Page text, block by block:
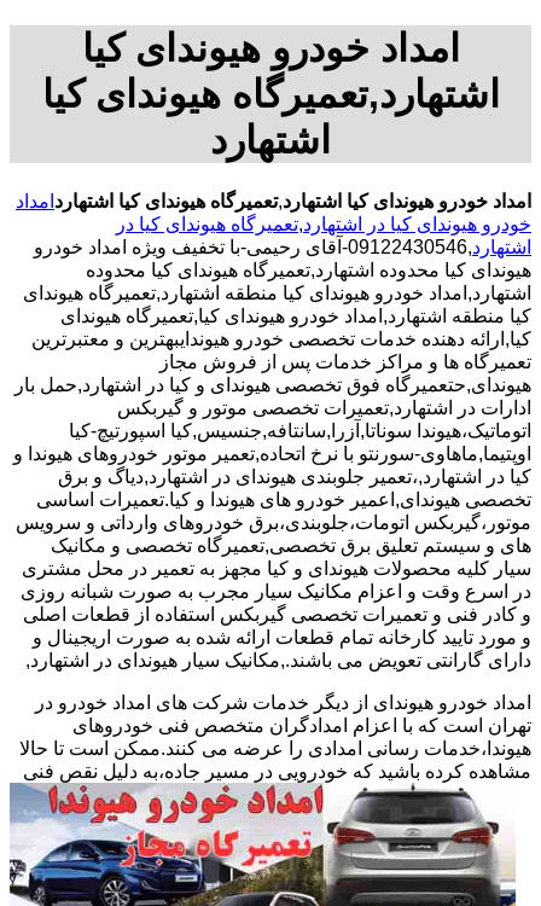
امداد خودرو هیوندای کیا
اشتهارد,تعمیرگاه هیوندای کیا
اشتهارد
امداد خودرو هیوندای کیا اشتهارد,تعمیرگاه هیوندای کیا اشتهارد امداد
خودرو هیوندای کیا در اشتهارد,تعمیرگاه هیوندای کیا در
اشتهارد
,09122430546-آقای رحیمی-با تخفیف ویژه امداد خودرو
هیوندای کیا محدوده اشتهارد,تعمیرگاه هیوندای کیا محدوده
اشتهارد,امداد خودرو هیوندای کیا منطقه اشتهارد,تعمیرگاه هیوندای
کیا منطقه اشتهارد,امداد خودرو هیوندای کیا,تعمیرگاه هیوندای
کیا,ارائه دهنده خدمات تخصصی خودرو هیوندایبهترین و معتبرترین
تعمیرگاه ها و مراکز خدمات پس از فروش مجاز
هیوندای,حتعمیرگاه فوق تخصصی هیوندای و کیا در اشتهارد,حمل بار
ادارات در اشتهارد,تعمیرات تخصصی موتور و گیربکس
اتوماتیک،هیوندا سوناتا,آزرا,سانتافه,جنسیس,کیا اسپورتیچ-کیا
اوپتیما‌,ماهاوی-سورنتو با نرخ اتحاده,تعمیر موتور خودروهای هیوندا و
کیا در اشتهارد,،تعمیر جلوبندی هیوندای در اشتهارد,دیاگ و برق
تخصصی هیوندای,اعمیر خودرو های هیوندا و کیا.تعمیرات اساسی
موتور،گیربکس اتومات،جلوبندی،برق خودروهای وارداتی و سرویس
های و سیستم تعلیق برق تخصصی,تعمیرگاه تخصصی و مکانیک
سیار کلیه محصولات هیوندای و کیا مجهز به تعمیر در محل مشتری
در اسرع وقت و اعزام مکانیک سیار مجرب به صورت شبانه روزی
و کادر فنی و تعمیرات تخصصی گیربکس استفاده از قطعات اصلی
و مورد تایید کارخانه تمام قطعات ارائه شده به صورت اریجینال و
دارای گارانتی تعویض می باشند.,مکانیک سیار هیوندای در اشتهارد,
امداد خودرو هیوندای از دیگر خدمات شرکت های امداد خودرو در
تهران است که با اعزام امدادگران متخصص فنی خودروهای
هیوندا،خدمات رسانی امدادی را عرضه می کنند.ممکن است تا حالا
مشاهده کرده باشید که خودرویی در مسیر جاده،به دلیل نقص فنی